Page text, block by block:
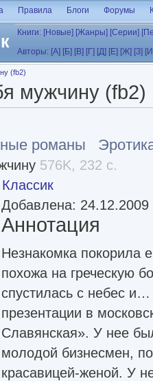
Правила Блоги Форумы
Книги: [Новые] [Жанры] [Серии]
Авторы: [А] [Б] [В] [Г] [Д] [Е] [Ж] [З]
(fb2)
мужчину (fb2)
романы
576K, 232 с.
Добавлена: 24.12.2009
Аннотация
Незнакомка покорила
похожа на греческую
спустилась с небес
презентации в
Славянская». У нее
молодой бизнесмен,
красавицей-женой. У